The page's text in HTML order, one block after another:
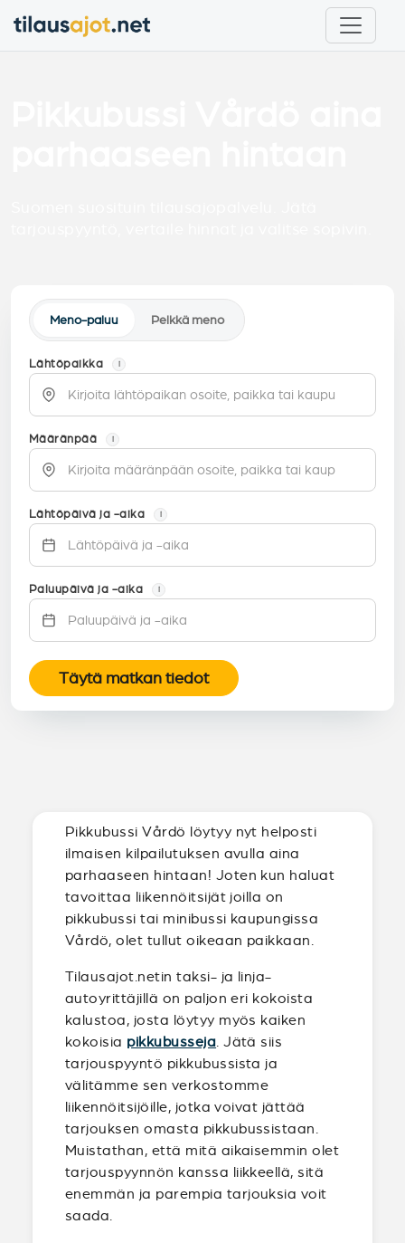
Meno-paluu Pelkkä meno
Lähtöpaikka i
Määränpää i
Lähtöpäivä ja -aika i
Paluupäivä ja -aika i
Täytä matkan tiedot
Pikkubussi Vårdö löytyy nyt helposti
ilmaisen kilpailutuksen avulla aina
parhaaseen hintaan! Joten kun haluat
tavoittaa liikennöitsijät joilla on
pikkubussi tai minibussi kaupungissa
Vårdö, olet tullut oikeaan paikkaan.
Tilausajot.netin taksi- ja linja-
autoyrittäjillä on paljon eri kokoista
kalustoa, josta löytyy myös kaiken
kokoisia pikkubusseja . Jätä siis
tarjouspyyntö pikkubussista ja
välitämme sen verkostomme
liikennöitsijöille, jotka voivat jättää
tarjouksen omasta pikkubussistaan.
Muistathan, että mitä aikaisemmin olet
tarjouspyynnön kanssa liikkeellä, sitä
enemmän ja parempia tarjouksia voit
saada.